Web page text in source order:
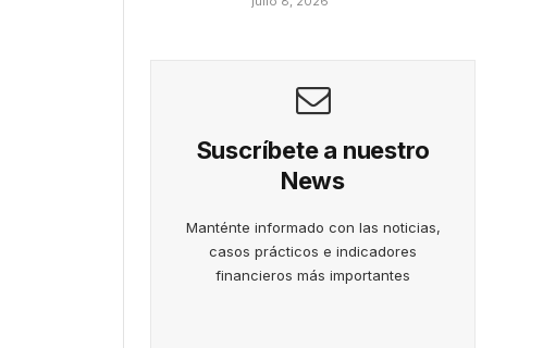
Suscríbete a nuestro
News
Manténte informado con las noticias,
casos prácticos e indicadores
financieros más importantes